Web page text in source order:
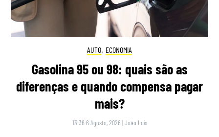
AUTO, ECONOMIA
Gasolina 95 ou 98: quais são as
diferenças e quando compensa pagar
mais?
13:36 6 Agosto, 2026 |João Luís